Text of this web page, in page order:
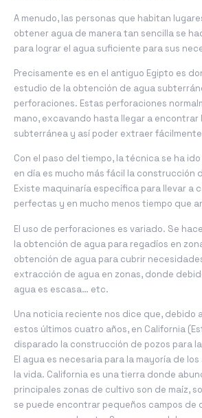
A menudo, las personas que habitan
obtener agua de manera tan sencilla se
para lograr el agua suficiente para sus
Precisamente es en el antiguo Egipto es
estudio de la obtención de agua
perforaciones. Estas perforaciones
mano, excavando hasta llegar a encontrar
subterránea y así poder extraer
Con el paso del tiempo, la técnica se ha
en día es mucho más fácil la construcción
Existe maquinaría específica para llevar a
perfectas y en mucho menos tiempo que
El uso de perforaciones es variado. Se
la obtención de agua para regadíos en
obtención de agua para cubrir
extracción de agua en zonas, donde
agua es escasa… etc.
Una noticia reciente nos dice que, debido
estos últimos cuatro años, en California
disparado la construcción de pozos para
El agua es necesaria para la mayoría de
la vida. California es una tierra donde
principales zonas de cultivo son de maíz,
se puede encontrar pequeños campos de